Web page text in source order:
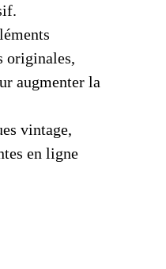
originales,
augmenter la
vintage,
en ligne